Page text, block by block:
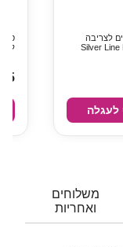
לצריבה
Silver Line
לעגלה
משלוחים
ואחריות